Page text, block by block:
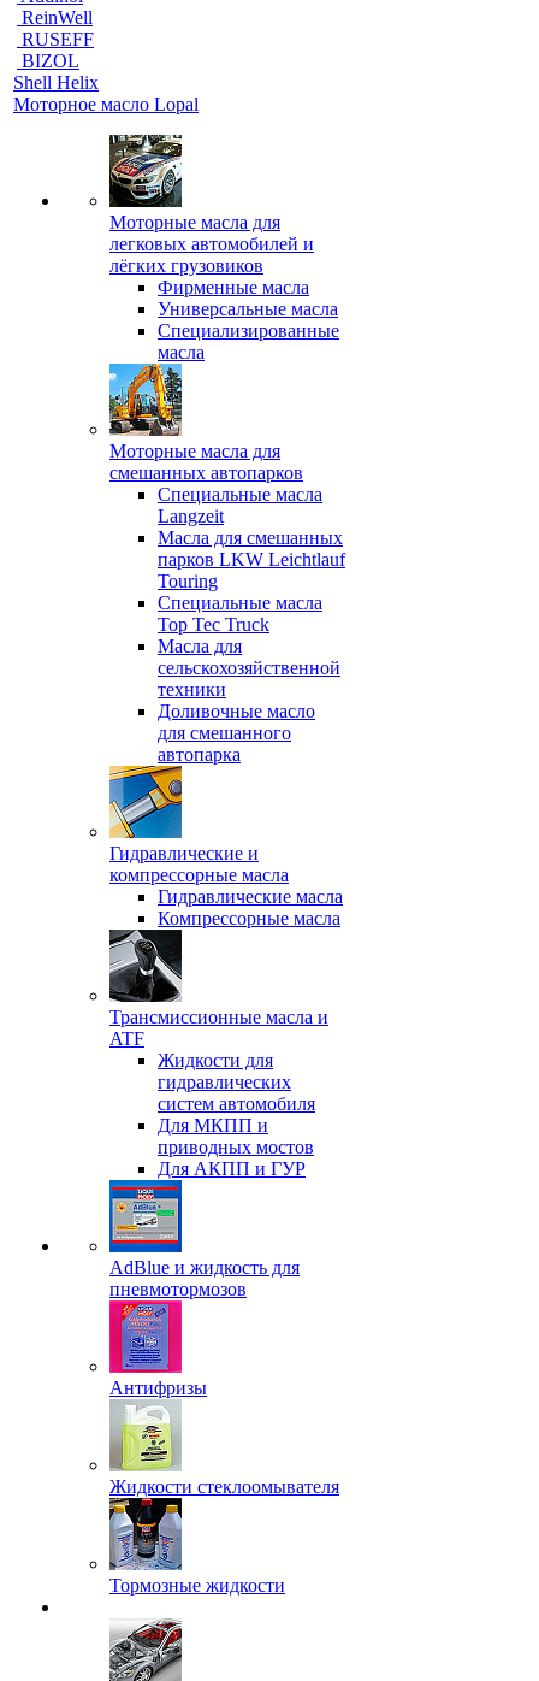
ReinWell
RUSEFF
BIZOL
Shell Helix
Моторное масло Lopal
Моторные масла для
легковых автомобилей и
лёгких грузовиков
Фирменные масла
Универсальные масла
Специализированные
масла
Моторные масла для
смешанных автопарков
Специальные масла
Langzeit
Масла для смешанных
парков LKW Leichtlauf
Touring
Специальные масла
Top Tec Truck
Масла для
сельскохозяйственной
техники
Доливочные масло
для смешанного
автопарка
Гидравлические и
компрессорные масла
Гидравлические масла
Компрессорные масла
Трансмиссионные масла и
ATF
Жидкости для
гидравлических
систем автомобиля
Для МКПП и
приводных мостов
Для АКПП и ГУР
AdBlue и жидкость для
пневмотормозов
Антифризы
Жидкости стеклоомывателя
Тормозные жидкости